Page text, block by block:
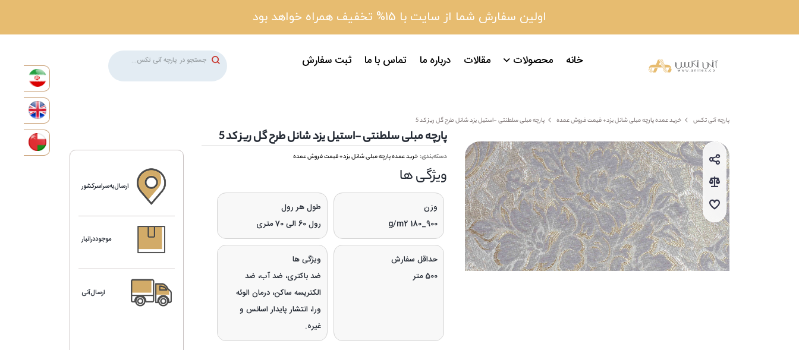
اولین سفارش شما از سایت با 15% تخفیف همراه خواهد بود
خانه محصولات مقالات درباره ما تماس با ما ثبت سفارش
پارچه آنی تکس خرید عمده پارچه مبلی شانل یزد+ قیمت فروش عمده پارچه مبلی سلطنتی -استیل یزد شانل طرح گل ریز کد 5
پارچه مبلی سلطنتی -استیل یزد شانل طرح گل ریز کد 5
دسته‌بندی:خرید عمده پارچه مبلی شانل یزد+ قیمت فروش عمده
ویژگی‌ ها
وزن
900_180 g/m2
طول هر رول
رول 60 الی 70 متری
حداقل سفارش
500 متر
ویژگی ها
ضد باکتری، ضد آب، ضد
الکتریسه ساکن، درمان الوئه
ورا، انتشار پایدار اسانس و
غیره.
ارسال‌به‌سراسرکشور
موجوددرانبار
ارسال‌آنی